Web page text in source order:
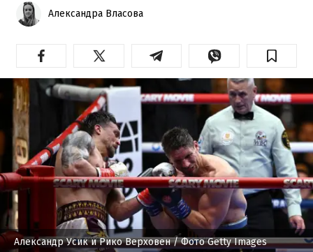
Александра Власова
Александр Усик и Рико Верховен/ Фото Getty Images